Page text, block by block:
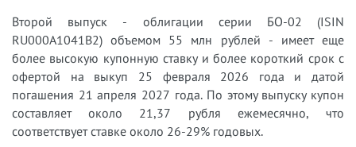
Второй выпуск - облигации серии БО-02 (ISIN
RU000A1041B2) объемом 55 млн рублей - имеет еще
более высокую купонную ставку и более короткий срок с
офертой на выкуп 25 февраля 2026 года и датой
погашения 21 апреля 2027 года. По этому выпуску купон
составляет около 21,37 рубля ежемесячно, что
соответствует ставке около 26-29% годовых.